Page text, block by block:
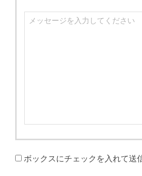
ボックスにチェックを入れて送